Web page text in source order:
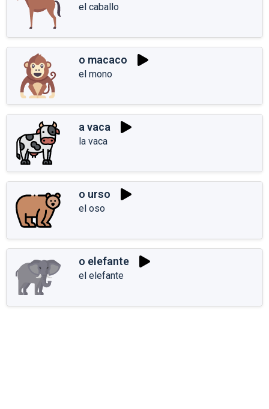
el caballo
o macaco
el mono
a vaca
la vaca
o urso
el oso
o elefante
el elefante